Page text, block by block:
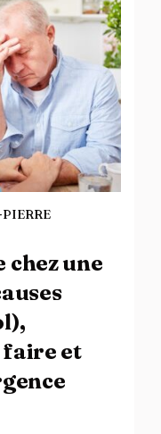
chez une
faire et